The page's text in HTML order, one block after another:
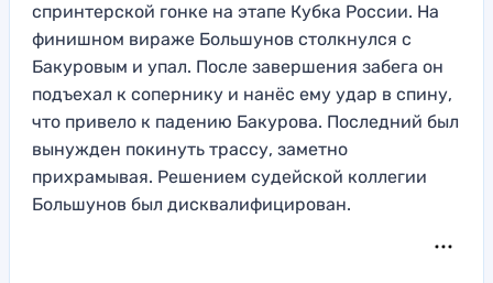
спринтерской гонке на этапе Кубка России. На
финишном вираже Большунов столкнулся с
Бакуровым и упал. После завершения забега он
подъехал к сопернику и нанёс ему удар в спину,
что привело к падению Бакурова. Последний был
вынужден покинуть трассу, заметно
прихрамывая. Решением судейской коллегии
Большунов был дисквалифицирован.